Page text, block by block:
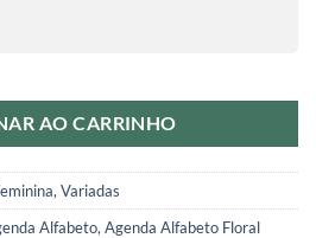
AO CARRINHO
, Variadas
Alfabeto, Agenda Alfabeto Floral